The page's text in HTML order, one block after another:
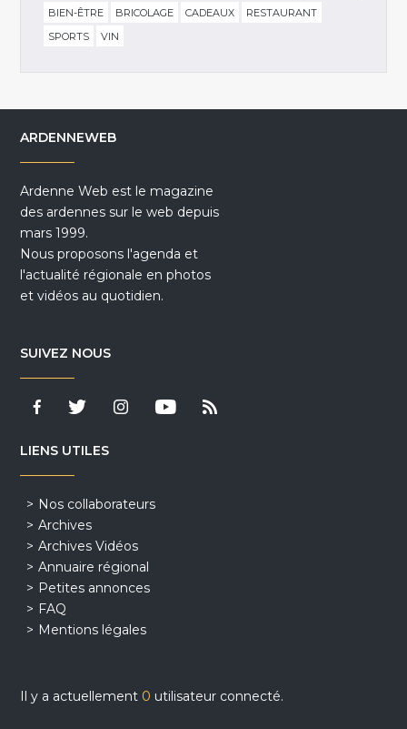
BIEN-ÊTRE
BRICOLAGE CADEAUX
RESTAURANT
SPORTS
VIN
ARDENNEWEB
Ardenne Web est le magazine
des ardennes sur le web depuis
mars 1999.
Nous proposons l'agenda et
l'actualité régionale en photos
et vidéos au quotidien.
SUIVEZ NOUS
LIENS UTILES
Nos collaborateurs
Archives
Archives Vidéos
Annuaire régional
Petites annonces
FAQ
Mentions légales
Il y a actuellement 0 utilisateur connecté.